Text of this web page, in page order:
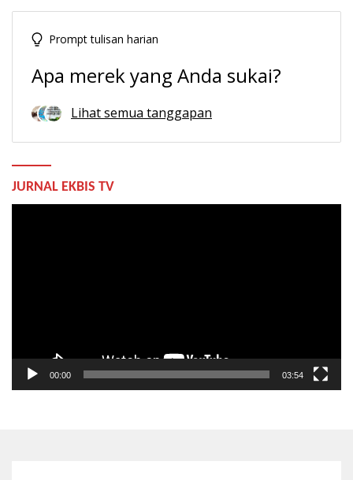
Prompt tulisan harian
Apa merek yang Anda sukai?
Lihat semua tanggapan
JURNAL EKBIS TV
00:00 03:54